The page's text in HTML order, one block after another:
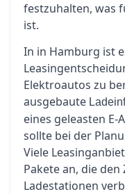
festzuhalten, was
ist.
In in Hamburg ist
Elektroautos zu
ausgebaute
eines geleasten
sollte bei der
Viele
Pakete an, die
Ladestationen